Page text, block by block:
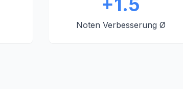
+1.5
Noten Verbesserung Ø